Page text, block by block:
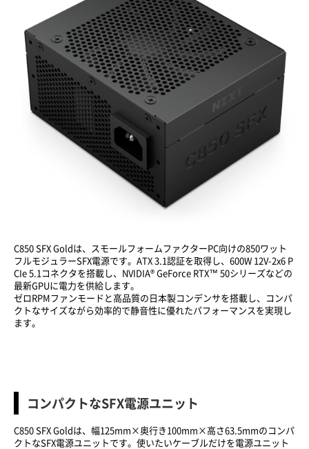
C850 SFX Goldは、スモールフォームファクターPC向けの850ワット
フルモジュラーSFX電源です。ATX 3.1認証を取得し、600W 12V-2x6 P
CIe 5.1コネクタを搭載し、NVIDIA® GeForce RTX™ 50シリーズなどの
最新GPUに電力を供給します。
ゼロRPMファンモードと高品質の日本製コンデンサを搭載し、コンパ
クトなサイズながら効率的で静音性に優れたパフォーマンスを実現し
ます。
コンパクトなSFX電源ユニット
C850 SFX Goldは、幅125mm×奥行き100mm×高さ63.5mmのコンパ
クトなSFX電源ユニットです。使いたいケーブルだけを電源ユニット